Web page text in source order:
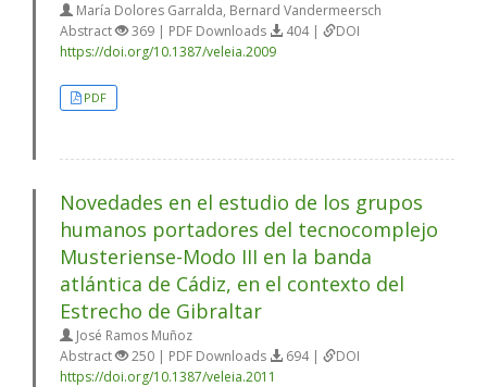
María Dolores Garralda, Bernard Vandermeersch
Abstract
369 | PDF Downloads 404 |
DOI
https://doi.org/10.1387/veleia.2009
PDF
Novedades en el estudio de los grupos
humanos portadores del tecnocomplejo
Musteriense-Modo III en la banda
atlántica de Cádiz, en el contexto del
Estrecho de Gibraltar
José Ramos Muñoz
Abstract
250 | PDF Downloads 694 |
DOI
https://doi.org/10.1387/veleia.2011